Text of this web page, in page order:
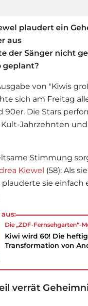
plaudert ein
aus
der Sänger nicht
geplant?
von "Kiwis
sich am Freitag
90er. Die Stars
Jahrzehnten
Stimmung
Kiewel (58): Als sie
plauderte sie einfach
Die „ZDF-Fernsehgarten“-
Kiwi wird 60! Die
Transformation von
verrät